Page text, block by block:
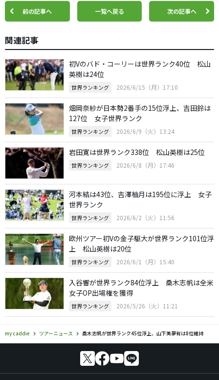
前の記事へ 一覧へ戻る 次の記事へ
関連記事
初Vのバド・コーリーは世界ランク40位 松山
英樹は24位
世界ランキング 2026/6/15（月）17:10
畑岡奈紗が日本勢2番手の15位浮上、吉田鈴は
127位 女子世界ランク
世界ランキング 2026/6/9（火）13:24
岩田寛は世界ランク338位 松山英樹は25位
世界ランキング 2026/6/8（月）17:46
河本結は43位、吉澤柚月は195位に浮上 女子
世界ランク
世界ランキング 2026/6/2（火）11:56
欧州ツアー初Vの金子駆大が世界ランク101位浮
上 松山英樹は20位
世界ランキング 2026/6/1（月）15:40
入谷響が世界ランク84位浮上 桑木志帆は全米
女子OP出場権を獲得
世界ランキング 2026/5/26（火）11:21
my caddie ツアーニュース 桑木志帆が世界ランク45位浮上、山下美夢有は8位維持